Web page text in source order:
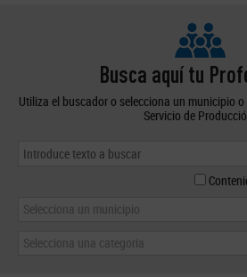
Busca aquí tu
Utiliza el buscador o selecciona un municipio
Servicio de
Selecciona un municipio
Selecciona una categoría